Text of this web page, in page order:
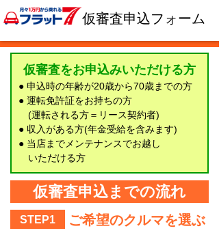
仮審査申込フォーム
仮審査をお申込みいただける方
● 申込時の年齢が20歳から70歳までの方
● 運転免許証をお持ちの方
(運転される方＝リース契約者)
● 収入がある方(年金受給を含みます)
● 当店までメンテナンスでお越し
いただける方
仮審査申込までの流れ
STEP1 ご希望のクルマを選ぶ